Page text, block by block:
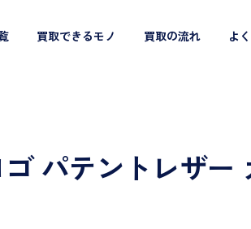
買取できるモノ 買取の流れ よ
パテントレザー